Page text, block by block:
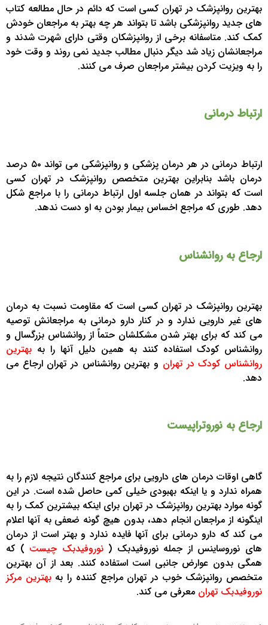
بهترین روانپزشک در تهران کسی است که دائم در حال مطالعه کتاب
های جدید روانپزشکی باشد تا بتواند هر چه بهتر به مراجعان خودش
کمک کند. متاسفانه برخی از روانپزشکان وقتی دارای شهرت شدند و
مراجعانشان زیاد شد دیگر دنبال مطالب جدید نمی روند و وقت خود
را به ویزیت کردن بیشتر مراجعان صرف می کنند.
ارتباط درمانی
ارتباط درمانی در هر درمان پزشکی و روانپزشکی می تواند ۵۰ درصد
درمان باشد بنابراین بهترین متخصص روانپزشک در تهران کسی
است که بتواند در همان جلسه اول ارتباط درمانی را با مراجع شکل
دهد. طوری که مراجع اخساس بیمار بودن به او دست ندهد.
ارجاع به روانشناس
بهترین روانپزشک در تهران کسی است که مقاومت نسبت به درمان
های غیر دارویی ندارد و در کنار دارو درمانی به مراجعانش توصیه
می کند که برای بهتر شدن مشکلشان حتماً از روانشناس بزرگسال و
روانشناس کودک استفاده کنند به همین دلیل آنها را به بهترین
روانشناس کودک در تهران و بهترین روانشناس در تهران ارجاع می
دهد.
ارجاع به نوروتراپیست
گاهی اوقات درمان های دارویی برای مراجع کنندگان نتیجه لازم را به
همراه ندارد و یا اینکه بهبودی خیلی کمی حاصل شده است. در این
گونه موارد بهترین روانپزشک در تهران برای اینکه بیشترین کمک را به
اینگونه از مراجعان انجام دهد، بدون هیچ گونه ضعفی به آنها اعلام
می کند که دارو درمانی برای آنها فایده ندارد و بهتر است از درمان
های نوروساینس از جمله نوروفیدبک (نوروفیدبک چیست ) که
همگی بدون عوارض جانبی است استفاده کنند. بعد از آن بهترین
متخصص روانپزشک خوب در تهران مراجع کننده را بهبهترین مرکز
نوروفیدبک تهران معرفی می کند.